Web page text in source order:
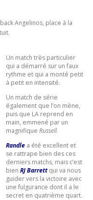
Angelinos, place à la
Un match très particulier
qui a démarré sur un faux
rythme et qui a monté petit
à petit en intensité.
Un match de série
également que l’on mène,
puis que LA reprend en
main, emmené par un
magnifique Russell.
Randle a été excellent et
se rattrape bien des ces
derniers matchs, mais c’est
bien RJ Barrettqui va nous
guider vers la victoire avec
une fulgurance dont il a le
secret en quatrième quart.